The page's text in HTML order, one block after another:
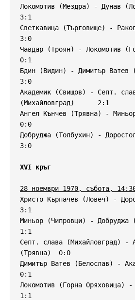
Локомотив (Мездра) - Дунав
3:1
Светкавица (Търговище) -
3:0
Чавдар (Троян) - Локомотив
0:1
Бдин (Видин) - Димитър Ватев
3:0
Академик (Свищов) - Септ.
(Михайловград)      2:1
Ангел Кънчев (Трявна) -
0:0
Добруджа (Толбухин) -
3:0
XVI кръг
28 ноември 1970, събота,
Христо Кърпачев (Ловеч) -
3:1
Миньор (Чипровци) - Добруджа
1:1
Септ. слава (Михайловград) -
(Трявна)  0:0
Димитър Ватев (Белослав) -
0:1
Локомотив (Горна Оряховица)
1:1